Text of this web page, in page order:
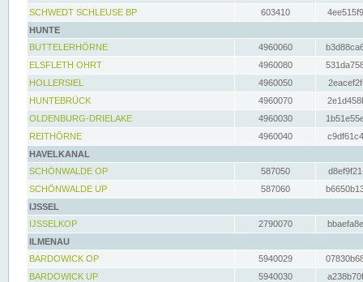
SCHWEDT SCHLEUSE BP
603410
HUNTE
BUTTELERHÖRNE
4960060
ELSFLETH OHRT
4960080
HOLLERSIEL
4960050
HUNTEBRÜCK
4960070
OLDENBURG-DRIELAKE
4960030
REITHÖRNE
4960040
HAVELKANAL
SCHÖNWALDE OP
587050
SCHÖNWALDE UP
587060
IJSSEL
IJSSELKOP
2790070
ILMENAU
BARDOWICK OP
5940029
BARDOWICK UP
5940030